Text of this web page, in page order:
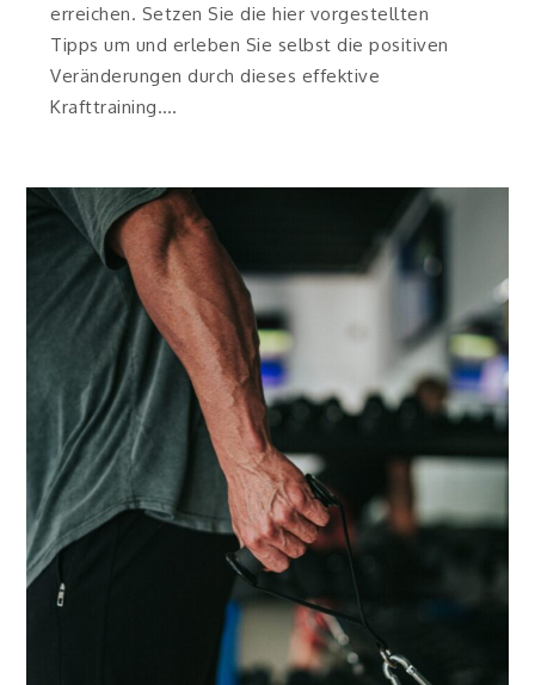
erreichen. Setzen Sie die hier vorgestellten
Tipps um und erleben Sie selbst die positiven
Veränderungen durch dieses effektive
Krafttraining.…